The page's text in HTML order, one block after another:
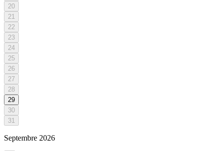
20
21
22
23
24
25
26
27
28
29
30
31
Septembre 2026